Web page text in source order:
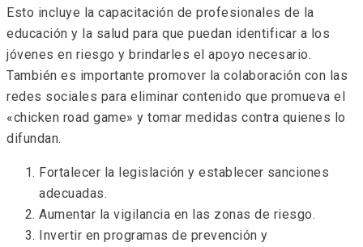
Esto incluye la capacitación de profesionales de la
educación y la salud para que puedan identificar a los
jóvenes en riesgo y brindarles el apoyo necesario.
También es importante promover la colaboración con las
redes sociales para eliminar contenido que promueva el
«chicken road game» y tomar medidas contra quienes lo
difundan.
Fortalecer la legislación y establecer sanciones
adecuadas.
Aumentar la vigilancia en las zonas de riesgo.
Invertir en programas de prevención y